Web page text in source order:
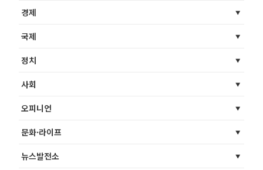
경제
국제
정치
사회
오피니언
문화·라이프
뉴스발전소